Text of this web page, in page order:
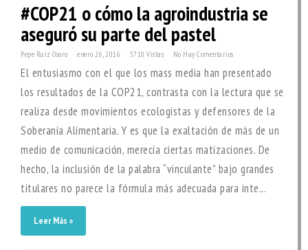
#COP21 o cómo la agroindustria se
aseguró su parte del pastel
Pepe Ruiz Osoro enero 26, 2016 5710 Vistas No Hay Comentarios
El entusiasmo con el que los mass media han presentado
los resultados de la COP21, contrasta con la lectura que se
realiza desde movimientos ecologistas y defensores de la
Soberanía Alimentaria. Y es que la exaltación de más de un
medio de comunicación, merecía ciertas matizaciones. De
hecho, la inclusión de la palabra “vinculante” bajo grandes
titulares no parece la fórmula más adecuada para inte...
Leer Más »